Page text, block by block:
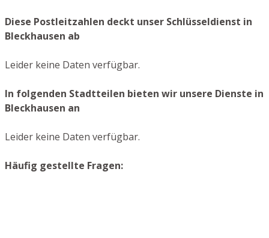
Diese Postleitzahlen deckt unser Schlüsseldienst in
Bleckhausen ab
Leider keine Daten verfügbar.
In folgenden Stadtteilen bieten wir unsere Dienste in
Bleckhausen an
Leider keine Daten verfügbar.
Häufig gestellte Fragen: